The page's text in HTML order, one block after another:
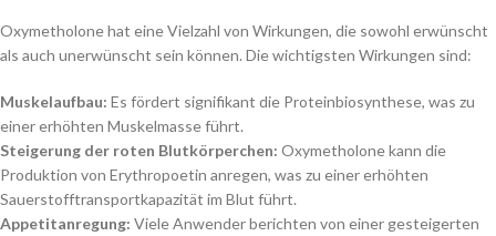
Oxymetholone hat eine Vielzahl von Wirkungen, die sowohl erwünscht
als auch unerwünscht sein können. Die wichtigsten Wirkungen sind:
Muskelaufbau: Es fördert signifikant die Proteinbiosynthese, was zu
einer erhöhten Muskelmasse führt.
Steigerung der roten Blutkörperchen: Oxymetholone kann die
Produktion von Erythropoetin anregen, was zu einer erhöhten
Sauerstofftransportkapazität im Blut führt.
Appetitanregung: Viele Anwender berichten von einer gesteigerten